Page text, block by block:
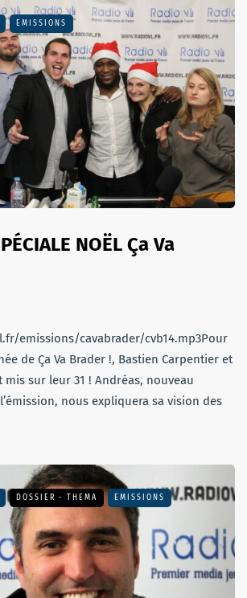
EMISSIONS
NOËL Ça Va
emissions/cavabrader/cvb14.mp3Pour
de Ça Va Brader !, Bastien Carpentier et
sur leur 31 ! Andréas, nouveau
nous expliquera sa vision des
DOSSIER - THEMA EMISSIONS